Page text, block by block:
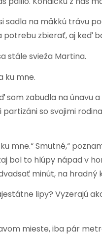
sadla na mäkkú trávu
zbierať, aj keď
stále svieža Martina.
ku mne.
som zabudla na únavu
so svojimi
mne.“ Smutné,“
bol to hlúpy nápad v
minút, na
lipy? Vyzerajú
mieste, iba pár